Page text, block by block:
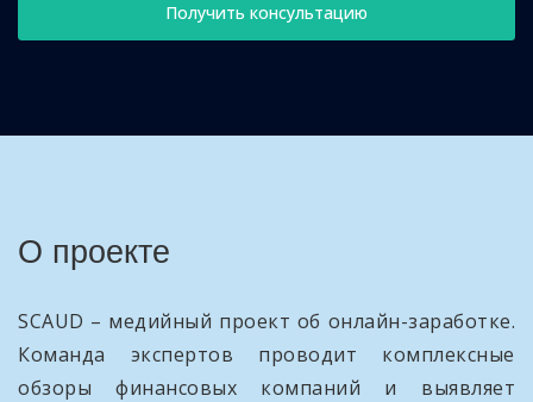
Получить консультацию
О проекте
SCAUD – медийный проект об онлайн-заработке.
Команда экспертов проводит комплексные
обзоры финансовых компаний и выявляет